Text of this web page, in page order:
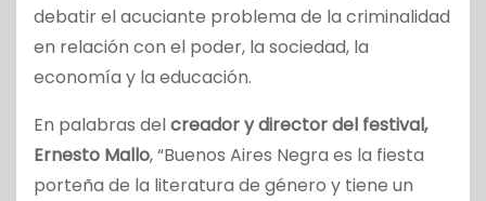
debatir el acuciante problema de la criminalidad
en relación con el poder, la sociedad, la
economía y la educación.
En palabras delcreador y director del festival,
Ernesto Mallo, “Buenos Aires Negra es la fiesta
porteña de la literatura de género y tiene un